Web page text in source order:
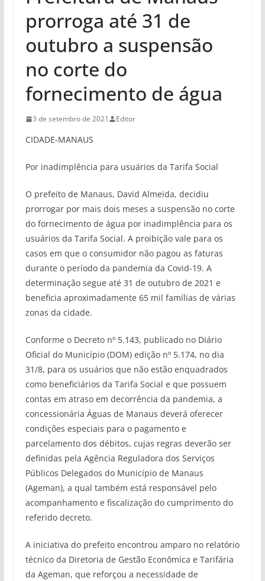
prorroga até 31 de
outubro a suspensão
no corte do
fornecimento de água
3 de setembro de 2021 Editor
CIDADE-MANAUS
Por inadimplência para usuários da Tarifa Social
O prefeito de Manaus, David Almeida, decidiu
prorrogar por mais dois meses a suspensão no corte
do fornecimento de água por inadimplência para os
usuários da Tarifa Social. A proibição vale para os
casos em que o consumidor não pagou as faturas
durante o período da pandemia da Covid-19. A
determinação segue até 31 de outubro de 2021 e
beneficia aproximadamente 65 mil famílias de várias
zonas da cidade.
Conforme o Decreto nº 5.143, publicado no Diário
Oficial do Município (DOM) edição nº 5.174, no dia
31/8, para os usuários que não estão enquadrados
como beneficiários da Tarifa Social e que possuem
contas em atraso em decorrência da pandemia, a
concessionária Águas de Manaus deverá oferecer
condições especiais para o pagamento e
parcelamento dos débitos, cujas regras deverão ser
definidas pela Agência Reguladora dos Serviços
Públicos Delegados do Município de Manaus
(Ageman), a qual também está responsável pelo
acompanhamento e fiscalização do cumprimento do
referido decreto.
A iniciativa do prefeito encontrou amparo no relatório
técnico da Diretoria de Gestão Econômica e Tarifária
da Ageman, que reforçou a necessidade de